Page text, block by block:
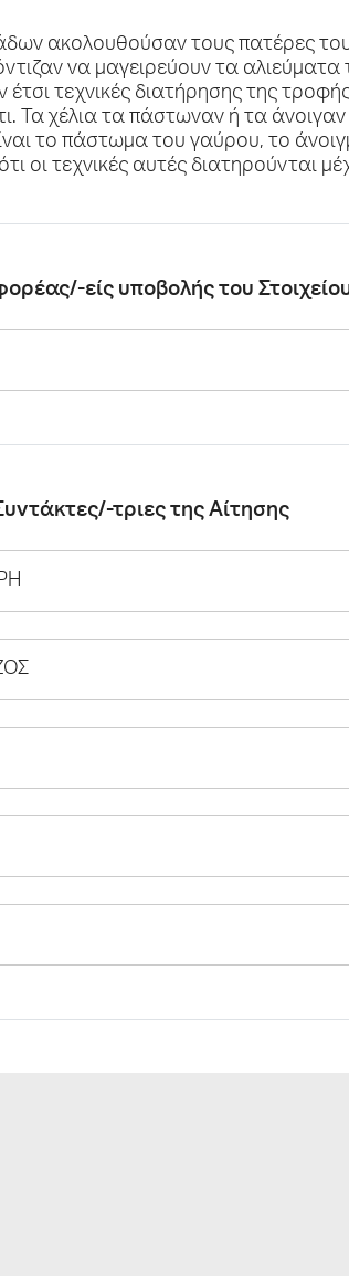
ακολουθούσαν τους πατέρες
να μαγειρεύουν τα αλιεύματα
έτσι τεχνικές διατήρησης της
Τα χέλια τα πάστωναν ή τα άνοιγαν
το πάστωμα του γαύρου, το
οι τεχνικές αυτές διατηρούνται
είς υποβολής του
τριες της Αίτησης